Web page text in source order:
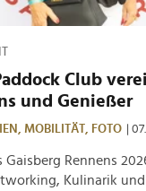
Club
und Genießer
MOBILITÄT, FOTO |
Gaisberg Rennens
Kulinarik